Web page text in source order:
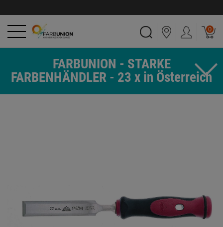
0
FARBUNION - STARKE
FARBENHÄNDLER - 23 x in Österreich